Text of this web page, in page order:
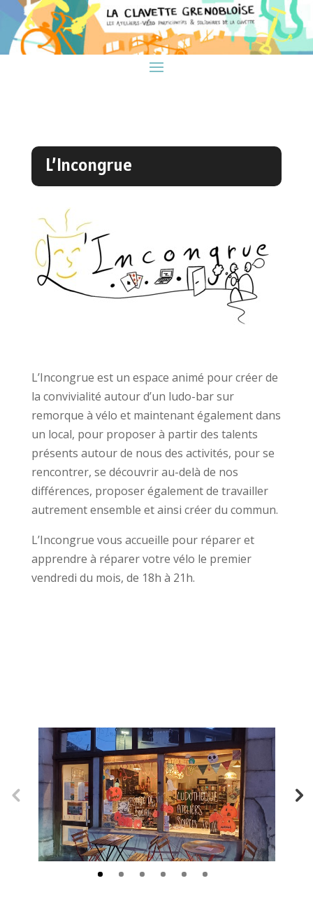
L’Incongrue
L’Incongrue est un espace animé pour créer de
la convivialité autour d’un ludo-bar sur
remorque à vélo et maintenant également dans
un local, pour proposer à partir des talents
présents autour de nous des activités, pour se
rencontrer, se découvrir au-delà de nos
différences, proposer également de travailler
autrement ensemble et ainsi créer du commun.
L’Incongrue vous accueille pour réparer et
apprendre à réparer votre vélo le premier
vendredi du mois, de 18h à 21h.